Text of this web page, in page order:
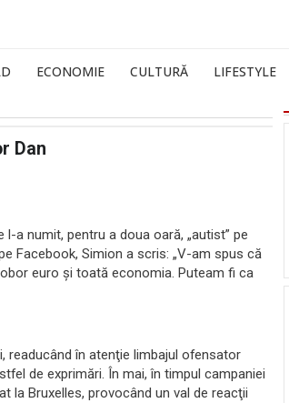
ECONOMIE CULTURĂ LIFESTYLE
Dan
a numit, pentru a doua oară, „autist” pe
Facebook, Simion a scris: „V-am spus că
euro şi toată economia. Puteam fi ca
readucând în atenţie limbajul ofensator
de exprimări. În mai, în timpul campaniei
la Bruxelles, provocând un val de reacţii